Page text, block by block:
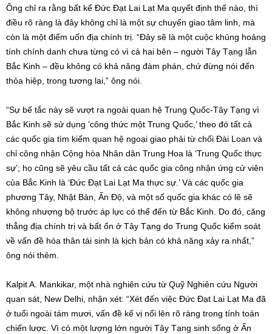
Ông chỉ ra rằng bất kể Đức Đạt Lai Lạt Ma quyết định thế nào, thì
điều rõ ràng là đây không chỉ là một sự chuyển giao tâm linh, mà
còn là một điểm uốn địa chính trị. “Đây sẽ là một cuộc khủng hoảng
tính chính danh chưa từng có vì cả hai bên – người Tây Tạng lẫn
Bắc Kinh – đều không có khả năng đàm phán, chứ đừng nói đến
thỏa hiệp, trong tương lai,” ông nói.
“Sự bế tắc này sẽ vượt ra ngoài quan hệ Trung Quốc-Tây Tạng vì
Bắc Kinh sẽ sử dụng ‘công thức một Trung Quốc,’ theo đó tất cả
các quốc gia tìm kiếm quan hệ ngoại giao phải từ chối Đài Loan và
chỉ công nhận Cộng hòa Nhân dân Trung Hoa là ‘Trung Quốc thực
sự’; họ cũng sẽ yêu cầu tất cả các quốc gia công nhận ứng cử viên
của Bắc Kinh là ‘Đức Đạt Lai Lạt Ma thực sự.’ Và các quốc gia
phương Tây, Nhật Bản, Ấn Độ, và một số quốc gia khác có lẽ sẽ
không nhượng bộ trước áp lực có thể đến từ Bắc Kinh. Do đó, căng
thẳng địa chính trị và bất ổn ở Tây Tạng do Trung Quốc kiểm soát
về vấn đề hóa thân tái sinh là kịch bản có khả năng xảy ra nhất,”
ông nói thêm.
Kalpit A. Mankikar, một nhà nghiên cứu từ Quỹ Nghiên cứu Người
quan sát, New Delhi, nhận xét: “Xét đến việc Đức Đạt Lai Lạt Ma đã
ở tuổi ngoài tám mươi, vấn đề kế vị nổi lên rõ ràng trong tính toán
chiến lược. Vì có một lượng lớn người Tây Tạng sinh sống ở Ấn